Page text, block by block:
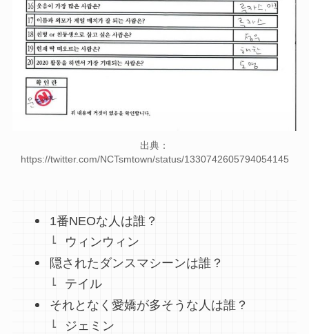
出典：
https://twitter.com/NCTsmtown/status/1330742605794054145
1番NEOな人は誰？
ウィンウィン
隠されたダンスマシーンは誰？
テイル
それとなく愛嬌が多そうな人は誰？
ジェミン